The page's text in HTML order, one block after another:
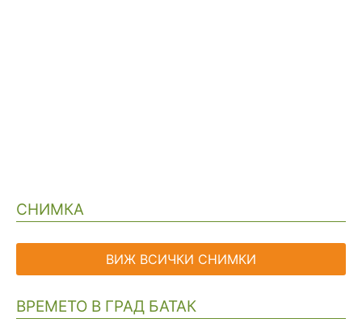
СНИМКА
ВИЖ ВСИЧКИ СНИМКИ
ВРЕМЕТО В ГРАД БАТАК